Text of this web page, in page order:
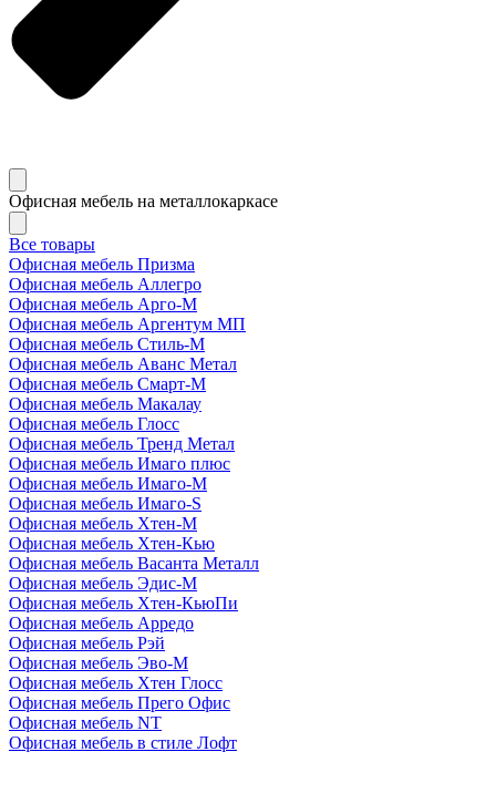
Офисная мебель на металлокаркасе
Все товары
Офисная мебель Призма
Офисная мебель Аллегро
Офисная мебель Арго-М
Офисная мебель Аргентум МП
Офисная мебель Стиль-М
Офисная мебель Аванс Метал
Офисная мебель Смарт-М
Офисная мебель Макалау
Офисная мебель Глосс
Офисная мебель Тренд Метал
Офисная мебель Имаго плюс
Офисная мебель Имаго-М
Офисная мебель Имаго-S
Офисная мебель Хтен-M
Офисная мебель Хтен-Кью
Офисная мебель Васанта Металл
Офисная мебель Эдис-M
Офисная мебель Хтен-КьюПи
Офисная мебель Арредо
Офисная мебель Рэй
Офисная мебель Эво-M
Офисная мебель Хтен Глосс
Офисная мебель Прего Офис
Офисная мебель NT
Офисная мебель в стиле Лофт